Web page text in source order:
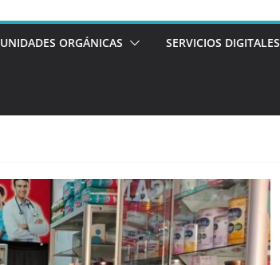
UNIDADES ORGÁNICAS SERVICIOS DIGITALES